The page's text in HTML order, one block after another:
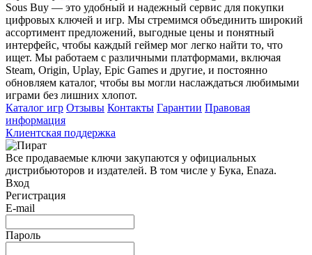
Sous Buy — это удобный и надежный сервис для покупки
цифровых ключей и игр. Мы стремимся объединить широкий
ассортимент предложений, выгодные цены и понятный
интерфейс, чтобы каждый геймер мог легко найти то, что
ищет. Мы работаем с различными платформами, включая
Steam, Origin, Uplay, Epic Games и другие, и постоянно
обновляем каталог, чтобы вы могли наслаждаться любимыми
играми без лишних хлопот.
Каталог игр Отзывы Контакты Гарантии Правовая
информация
Клиентская поддержка
Все продаваемые ключи закупаются у официальных
дистрибьюторов и издателей. В том числе у Бука, Enaza.
Вход
Регистрация
E-mail
Пароль